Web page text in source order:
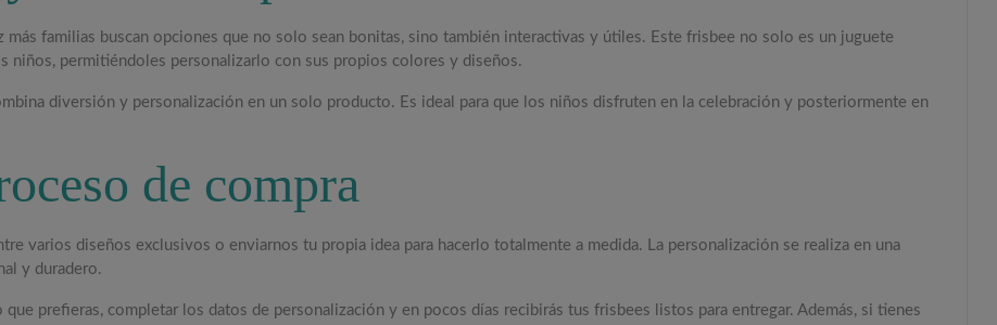
familias buscan opciones que no solo sean bonitas, sino también interactivas y útiles. Este frisbee no solo es un juguete
niños, permitiéndoles personalizarlo con sus propios colores y diseños.
diversión y personalización en un solo producto. Es ideal para que los niños disfruten en la celebración y posteriormente en
de compra
varios diseños exclusivos o enviarnos tu propia idea para hacerlo totalmente a medida. La personalización se realiza en una
y duradero.
prefieras, completar los datos de personalización y en pocos días recibirás tus frisbees listos para entregar. Además, si tienes